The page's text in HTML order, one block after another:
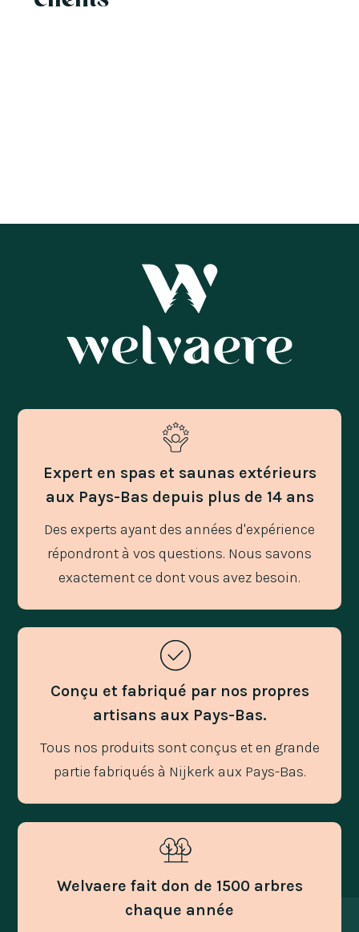
Expert en spas et saunas extérieurs
aux Pays-Bas depuis plus de 14 ans
Des experts ayant des années d'expérience
répondront à vos questions. Nous savons
exactement ce dont vous avez besoin.
Conçu et fabriqué par nos propres
artisans aux Pays-Bas.
Tous nos produits sont conçus et en grande
partie fabriqués à Nijkerk aux Pays-Bas.
Welvaere fait don de 1500 arbres
chaque année